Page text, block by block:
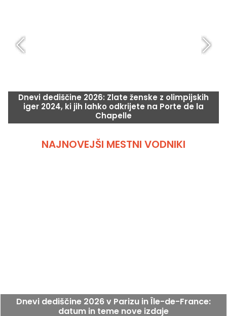
Dnevi dediščine 2026: Zlate ženske z olimpijskih
iger 2024, ki jih lahko odkrijete na Porte de la
Chapelle
NAJNOVEJŠI MESTNI VODNIKI
Dnevi dediščine 2026 v Parizu in Île-de-France:
datum in teme nove izdaje